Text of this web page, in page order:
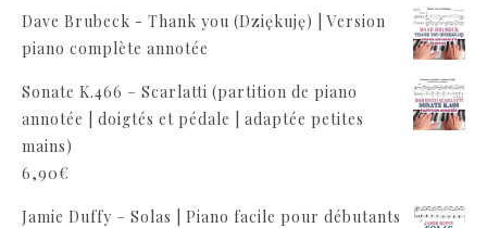
Dave Brubeck - Thank you (Dziękuję) | Version
piano complète annotée
Sonate K.466 – Scarlatti (partition de piano
annotée | doigtés et pédale | adaptée petites
mains)
6,90€
Jamie Duffy – Solas | Piano facile pour débutants